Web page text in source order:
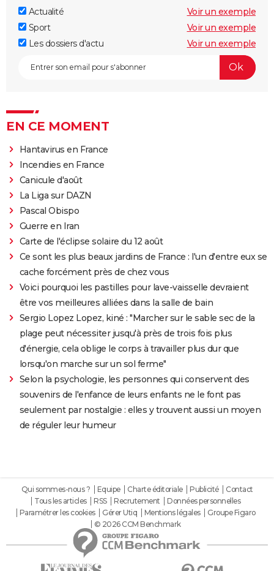
Actualité
Voir un exemple
Sport
Voir un exemple
Les dossiers d'actu
Voir un exemple
EN CE MOMENT
Hantavirus en France
Incendies en France
Canicule d'août
La Liga sur DAZN
Pascal Obispo
Guerre en Iran
Carte de l'éclipse solaire du 12 août
Ce sont les plus beaux jardins de France : l'un d'entre eux se
cache forcément près de chez vous
Voici pourquoi les pastilles pour lave-vaisselle devraient
être vos meilleures alliées dans la salle de bain
Sergio Lopez Lopez, kiné : "Marcher sur le sable sec de la
plage peut nécessiter jusqu'à près de trois fois plus
d'énergie, cela oblige le corps à travailler plus dur que
lorsqu'on marche sur un sol ferme"
Selon la psychologie, les personnes qui conservent des
souvenirs de l'enfance de leurs enfants ne le font pas
seulement par nostalgie : elles y trouvent aussi un moyen
de réguler leur humeur
Qui sommes-nous ? Equipe Charte éditoriale Publicité
Contact
Tous les articles
RSS Recrutement
Données personnelles
Paramétrer les cookies
Gérer Utiq Mentions légales
Groupe Figaro
© 2026 CCM Benchmark